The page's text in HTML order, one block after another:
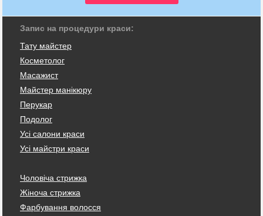
Запис на процедури краси:
Тату майстер
Косметолог
Масажист
Майстер манікюру
Перукар
Подолог
Усі салони краси
Усі майстри краси
Чоловіча стрижка
Жіноча стрижка
Фарбування волосся